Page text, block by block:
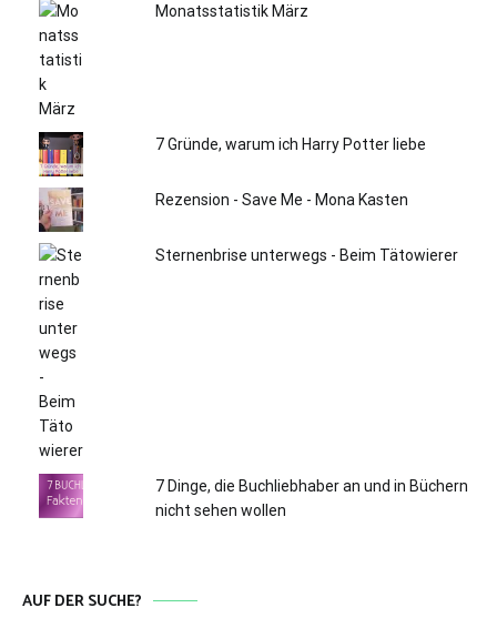
Monatsstatistik März
7 Gründe, warum ich Harry Potter liebe
Rezension - Save Me - Mona Kasten
Sternenbrise unterwegs - Beim Tätowierer
7 Dinge, die Buchliebhaber an und in Büchern
nicht sehen wollen
AUF DER SUCHE?